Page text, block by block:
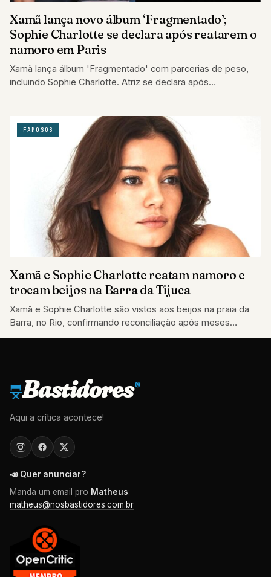
Xamã lança novo álbum ‘Fragmentado’;
Sophie Charlotte se declara após reatarem o
namoro em Paris
Xamã lança álbum 'Fragmentado' com parcerias de peso,
incluindo Sophie Charlotte. Atriz se declara após
FAMOSOS
Xamã e Sophie Charlotte reatam namoro e
trocam beijos na Barra da Tijuca
Xamã e Sophie Charlotte são vistos aos beijos na praia da
Barra, no Rio, confirmando reconciliação após meses
separados.
Bastidores®
Aqui a crítica acontece!
📣 Quer anunciar?
Manda um email pro Matheus:
matheus@nosbastidores.com.br